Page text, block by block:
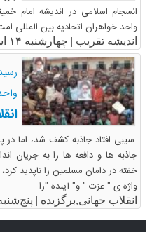
انسجام اسلامی در اندیشه امام
واحد خواهران اتحادیه بین المللی
اندیشه تقریب | چهارشنبه ۱۴ اسفند ۱۳۹۲
سیبی افتاد جاذبه کشف شد، اما در
جاذبه ها و دافعه ها را به جریان
خفته در دامان مسلمین را ناپدید
واژه ی " عزت " و" آینده "را
انقلاب جهانی,برگزیده | پنج‌شنبه ۳ بهمن